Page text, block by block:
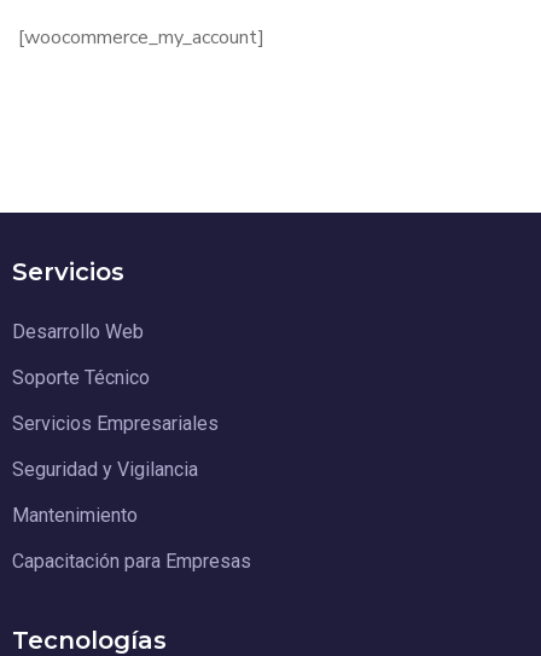
[woocommerce_my_account]
Servicios​
Desarrollo Web
Soporte Técnico
Servicios Empresariales
Seguridad y Vigilancia
Mantenimiento
Capacitación para Empresas
Tecnologías